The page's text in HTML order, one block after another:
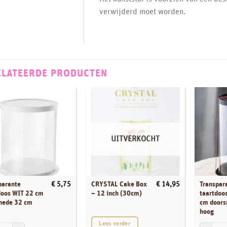
verwijderd moet worden.
PRODUCTEN
WIT 22 cm
32 cm
€5,75
UITVERKOCHT
CRYSTAL Cake Box
– 12 inch (30cm)
€14,95
Lees verder
cm
hoog